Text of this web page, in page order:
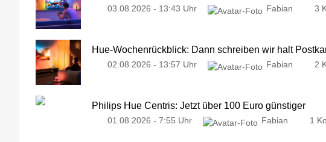
03.08.2026 - 13:43 Uhr Fabian 3
Hue-Wochenrückblick: Dann schreiben wir halt
02.08.2026 - 13:57 Uhr Fabian 2
Philips Hue Centris: Jetzt über 100 Euro günstiger
01.08.2026 - 7:55 Uhr Fabian 1